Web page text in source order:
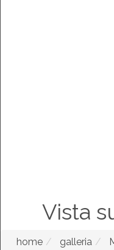
Vista
home galleria